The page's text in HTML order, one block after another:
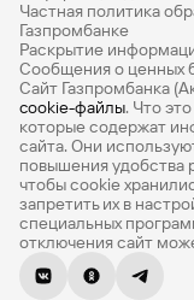
Банковские
Вклады с высоким
Калькулятор
Виртуальные карты
Премиум
Private
РКО
Частная политика
Газпромбанке
Раскрытие
Сообщения о ценных
Сайт Газпромбанка
cookie-файлы. Что
которые содержат
сайта. Они
повышения удобства
чтобы сookie
запретить их в
специальных
отключения сайт